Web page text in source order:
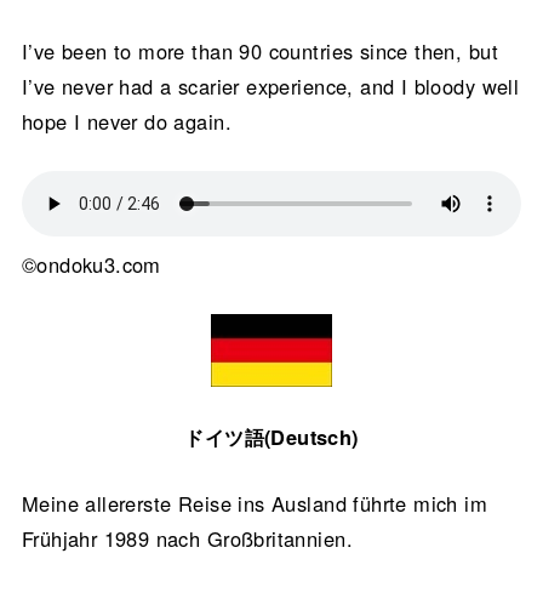
I’ve been to more than 90 countries since then, but
I’ve never had a scarier experience, and I bloody well
hope I never do again.
©ondoku3.com
ドイツ語(Deutsch)
Meine allererste Reise ins Ausland führte mich im
Frühjahr 1989 nach Großbritannien.